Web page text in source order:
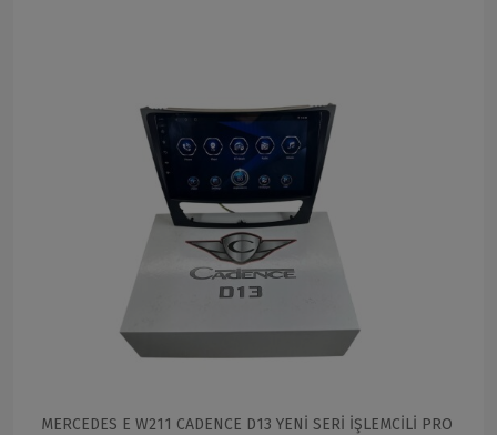
MERCEDES E W211 CADENCE D13 YENİ SERİ İŞLEMCİLİ PRO